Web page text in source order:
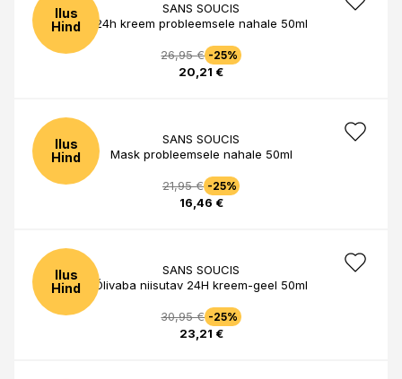
Ilus
Hind
SANS SOUCIS
24h kreem probleemsele nahale 50ml
26,95 € -25%
20,21 €
Ilus
Hind
SANS SOUCIS
Mask probleemsele nahale 50ml
21,95 € -25%
16,46 €
Ilus
Hind
SANS SOUCIS
Õlivaba niisutav 24H kreem-geel 50ml
30,95 € -25%
23,21 €